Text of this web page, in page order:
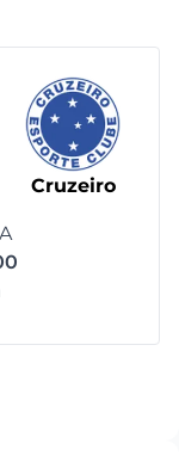
Cruzeiro